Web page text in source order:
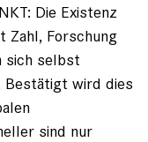
Die Existenz
Zahl, Forschung
sich selbst
wird dies
sind nur